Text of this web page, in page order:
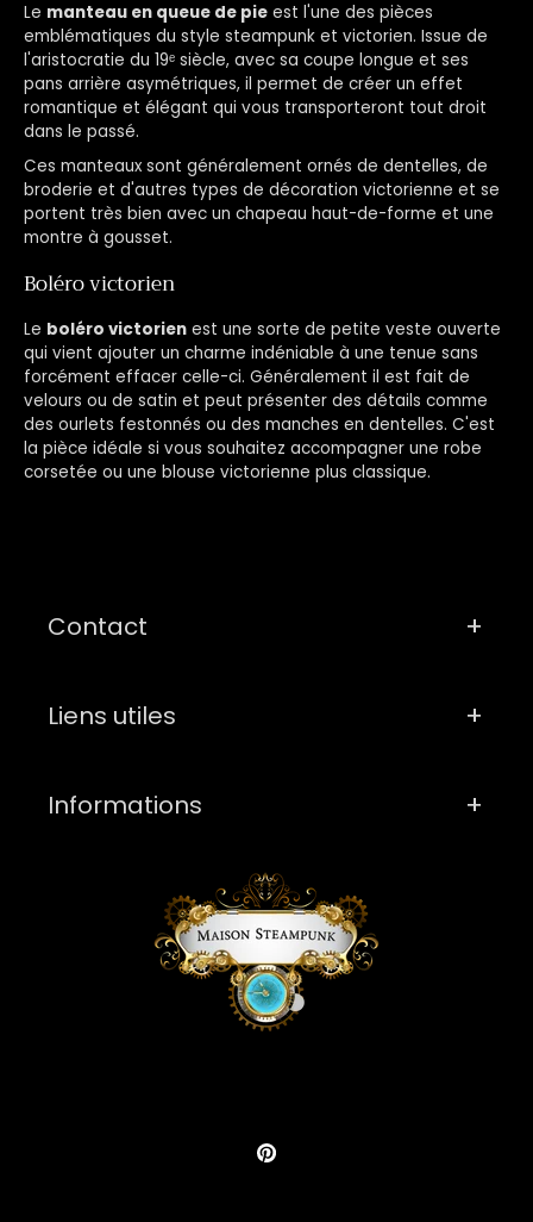
Le manteau en queue de pie est l'une des pièces
emblématiques du style steampunk et victorien. Issue de
l'aristocratie du 19ᵉ siècle, avec sa coupe longue et ses
pans arrière asymétriques, il permet de créer un effet
romantique et élégant qui vous transporteront tout droit
dans le passé.
Ces manteaux sont généralement ornés de dentelles, de
broderie et d'autres types de décoration victorienne et se
portent très bien avec un chapeau haut-de-forme et une
montre à gousset.
Boléro victorien
Le boléro victorien est une sorte de petite veste ouverte
qui vient ajouter un charme indéniable à une tenue sans
forcément effacer celle-ci. Généralement il est fait de
velours ou de satin et peut présenter des détails comme
des ourlets festonnés ou des manches en dentelles. C'est
la pièce idéale si vous souhaitez accompagner une robe
corsetée ou une blouse victorienne plus classique.
Contact
Liens utiles
Informations
Pinterest